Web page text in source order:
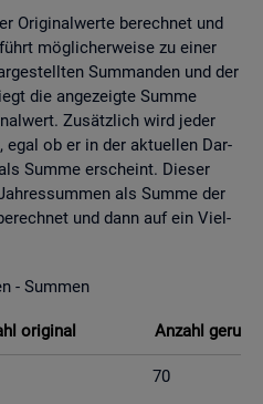
Ori­gi­nal­wer­te be­rech­net und
mög­li­cher­wei­se zu einer
Sum­man­den und der
die an­ge­zeig­te Summe
Zu­sätz­lich wird jeder
egal ob er in der ak­tu­el­len Dar­
Summe er­scheint. Die­ser
als Summe der
und dann auf ein Viel­
- Sum­men
ori­gi­nal An­zahl
70